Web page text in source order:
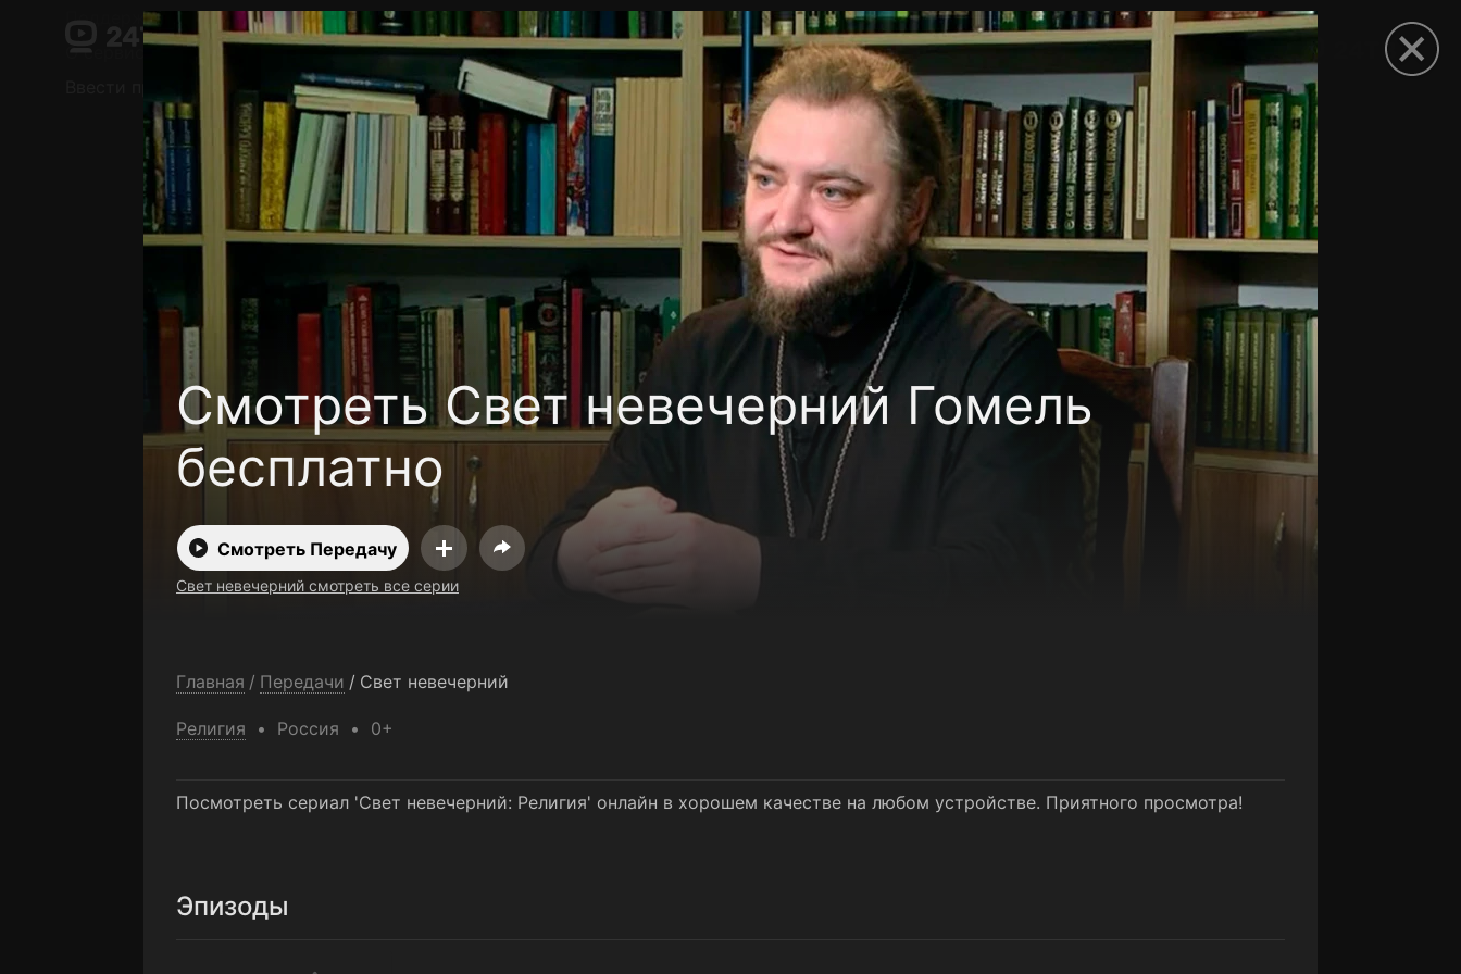
Смотреть Свет невечерний Гомель
бесплатно
Смотреть Передачу
Свет невечерний смотреть все серии
Главная / Передачи / Свет невечерний
Религия Россия 0+
Посмотреть сериал 'Свет невечерний: Религия' онлайн в хорошем качестве на любом устройстве. Приятного просмотра!
Эпизоды
Поддержка:
support@24h.tv
Пользовательское соглашение Политика конфиденциальности Для партнёров
Открыть приложение
Установить на ТВ Бесплатные каналы Контакты